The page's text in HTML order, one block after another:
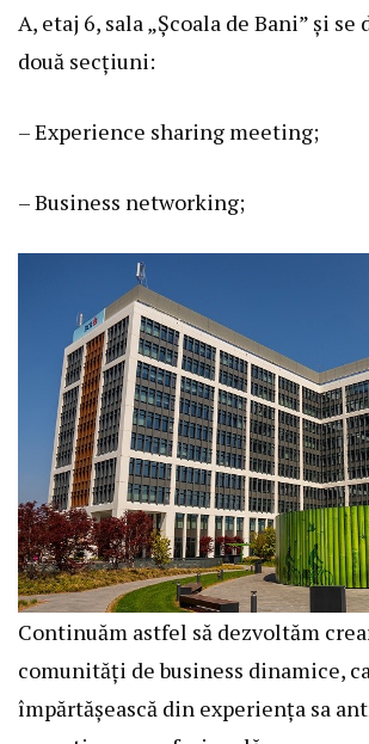
A, etaj 6, sala „Școala de Bani” și se
două secțiuni:
– Experience sharing meeting;
– Business networking;
Continuăm astfel să dezvoltăm
comunități de business dinamice,
împărtășească din experiența sa